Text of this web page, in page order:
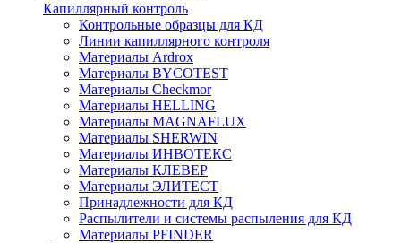
Капиллярный контроль
Контрольные образцы для КД
Линии капиллярного контроля
Материалы Ardrox
Материалы BYCOTEST
Материалы Checkmor
Материалы HELLING
Материалы MAGNAFLUX
Материалы SHERWIN
Материалы ИНВОТЕКС
Материалы КЛЕВЕР
Материалы ЭЛИТЕСТ
Принадлежности для КД
Распылители и системы распыления для КД
Материалы PFINDER